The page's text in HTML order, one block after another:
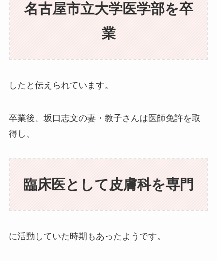
名古屋市立大学医学部を卒
業
したと伝えられています。
卒業後、坂口志文の妻・教子さんは医師免許を取
得し、
臨床医として皮膚科を専門
に活動していた時期もあったようです。